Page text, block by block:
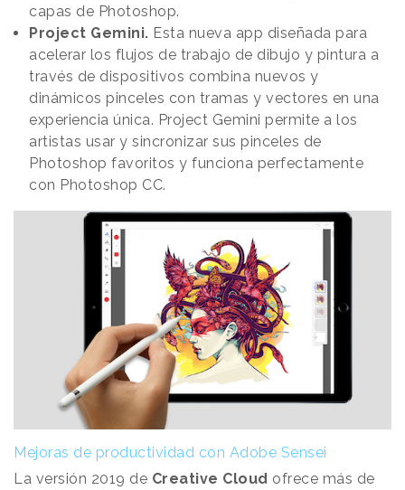
capas de Photoshop.
Project Gemini. Esta nueva app diseñada para
acelerar los flujos de trabajo de dibujo y pintura a
través de dispositivos combina nuevos y
dinámicos pinceles con tramas y vectores en una
experiencia única. Project Gemini permite a los
artistas usar y sincronizar sus pinceles de
Photoshop favoritos y funciona perfectamente
con Photoshop CC.
Mejoras de productividad con Adobe Sensei
La versión 2019 de Creative Cloud ofrece más de